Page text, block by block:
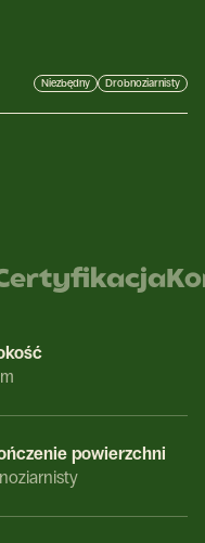
Niezbędny Drobnoziarnisty
powierzchni